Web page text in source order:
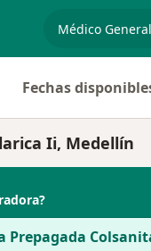
especialidad,
Fechas
Ii, Medellín
Prepagada